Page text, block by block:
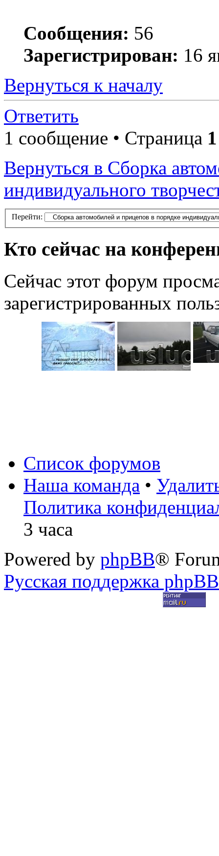
Сообщения: 56
Зарегистрирован: 16
Вернуться к началу
Ответить
1 сообщение • Страница 1
Вернуться в Сборка
индивидуального
Перейти:
Кто сейчас на
Сейчас этот форум
зарегистрированных
Список форумов
Наша команда •
Политика
3 часа
Powered by phpBB®
Русская поддержка phpBB